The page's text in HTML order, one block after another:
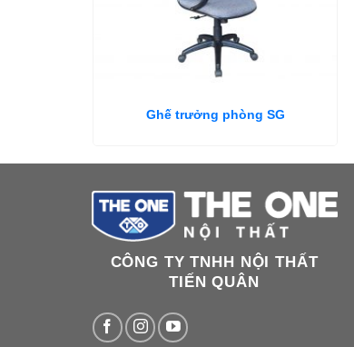
Ghế trưởng phòng SG
CÔNG TY TNHH NỘI THẤT
TIẾN QUÂN